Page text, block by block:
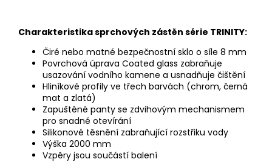
Charakteristika sprchových zástěn série TRINITY:
Čiré nebo matné bezpečnostní sklo o síle 8 mm
Povrchová úprava Coated glass zabraňuje
usazování vodního kamene a usnadňuje čištění
Hliníkové profily ve třech barvách (chrom, černá
mat a zlatá)
Zapuštěné panty se zdvihovým mechanismem
pro snadné otevírání
Silikonové těsnění zabraňující rozstřiku vody
Výška 2000 mm
Vzpěry jsou součástí balení